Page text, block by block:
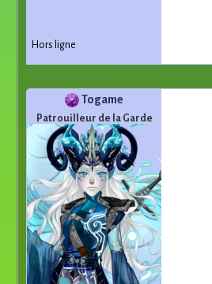
Hors ligne
Togame
Patrouilleur de la Garde